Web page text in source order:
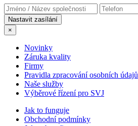
×
Novinky
Záruka kvality
Firmy
Pravidla zpracování osobních údajů
Naše služby
Výběrové řízení pro SVJ
Jak to funguje
Obchodní podmínky